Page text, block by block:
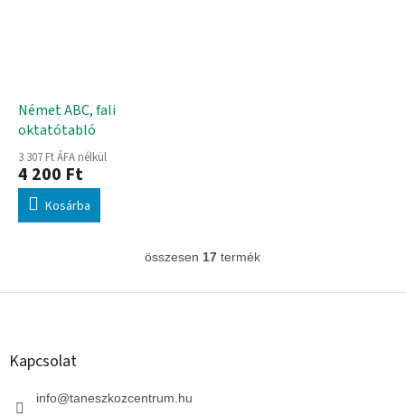
Német ABC, fali
oktatótabló
3 307 Ft ÁFA nélkül
4 200 Ft
Kosárba
L
s
összesen 17 termék
L
Kapcsolat
info@taneszkozcentrum.hu